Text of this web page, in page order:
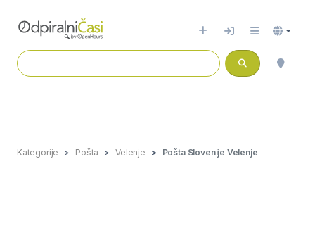
Kategorije Pošta Velenje Pošta Slovenije Velenje